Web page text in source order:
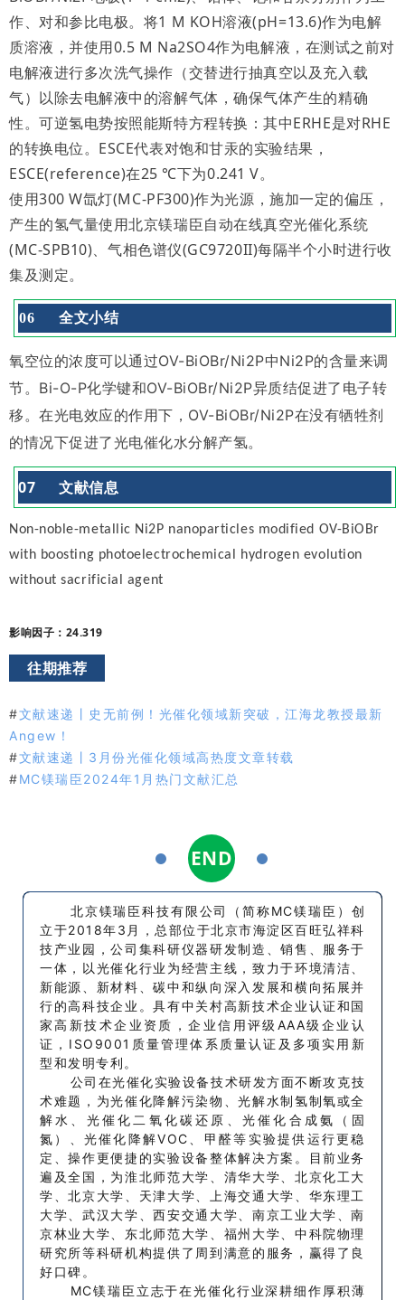
作、对和参比电极。将1 M KOH溶液(pH=13.6)作为电解
质溶液，并使用0.5 M Na2SO4作为电解液，在测试之前对
电解液进行多次洗气操作（交替进行抽真空以及充入载
气）以除去电解液中的溶解气体，确保气体产生的精确
性。可逆氢电势按照能斯特方程转换：其中ERHE是对RHE
的转换电位。ESCE代表对饱和甘汞的实验结果，
ESCE(reference)在25 ℃下为0.241 V。
使用300 W氙灯(MC-PF300)作为光源，施加一定的偏压，
产生的氢气量使用北京镁瑞臣自动在线真空光催化系统
(MC-SPB10)、气相色谱仪(GC9720II)每隔半个小时进行收
集及测定。
06 全文小结
氧空位的浓度可以通过OV-BiOBr/Ni2P中Ni2P的含量来调
节。Bi-O-P化学键和OV-BiOBr/Ni2P异质结促进了电子转
移。在光电效应的作用下，OV-BiOBr/Ni2P在没有牺牲剂
的情况下促进了光电催化水分解产氢。
07 文献信息
Non-noble-metallic Ni2P nanoparticles modified OV-BiOBr
with boosting photoelectrochemical hydrogen evolution
without sacrificial agent
影响因子：24.319
往期推荐
#文献速递丨史无前例！光催化领域新突破，江海龙教授最新
Angew！
#文献速递丨3月份光催化领域高热度文章转载
#MC镁瑞臣2024年1月热门文献汇总
END
北京镁瑞臣科技有限公司（简称MC镁瑞臣）创
立于2018年3月，总部位于北京市海淀区百旺弘祥科
技产业园，公司集科研仪器研发制造、销售、服务于
一体，以光催化行业为经营主线，致力于环境清洁、
新能源、新材料、碳中和纵向深入发展和横向拓展并
行的高科技企业。具有中关村高新技术企业认证和国
家高新技术企业资质，企业信用评级AAA级企业认
证，ISO9001质量管理体系质量认证及多项实用新
型和发明专利。
公司在光催化实验设备技术研发方面不断攻克技
术难题，为光催化降解污染物、光解水制氢制氧或全
解水、光催化二氧化碳还原、光催化合成氨（固
氮）、光催化降解VOC、甲醛等实验提供运行更稳
定、操作更便捷的实验设备整体解决方案。目前业务
遍及全国，为淮北师范大学、清华大学、北京化工大
学、北京大学、天津大学、上海交通大学、华东理工
大学、武汉大学、西安交通大学、南京工业大学、南
京林业大学、东北师范大学、福州大学、中科院物理
研究所等科研机构提供了周到满意的服务，赢得了良
好口碑。
MC镁瑞臣立志于在光催化行业深耕细作厚积薄